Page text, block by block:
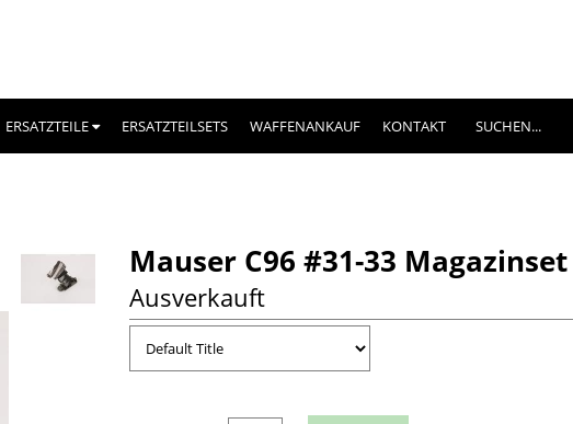
ERSATZTEILE ERSATZTEILSETS WAFFENANKAUF KONTAKT
Mauser C96 #31-33 Magazinset
Ausverkauft